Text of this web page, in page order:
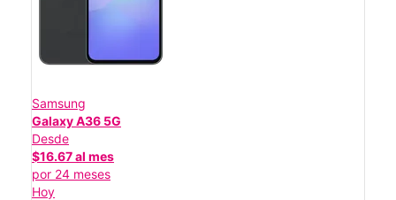
Samsung
Galaxy A36 5G
Desde
$16.67 al mes
por 24 meses
Hoy